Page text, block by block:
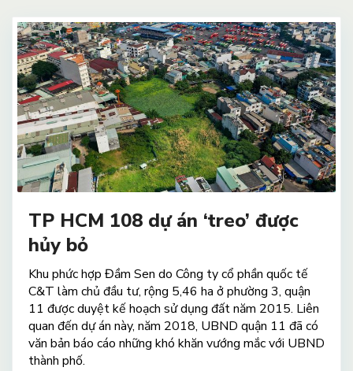
TP HCM 108 dự án ‘treo’ được
hủy bỏ
Khu phức hợp Đầm Sen do Công ty cổ phần quốc tế
C&T làm chủ đầu tư, rộng 5,46 ha ở phường 3, quận
11 được duyệt kế hoạch sử dụng đất năm 2015. Liên
quan đến dự án này, năm 2018, UBND quận 11 đã có
văn bản báo cáo những khó khăn vướng mắc với UBND
thành phố.